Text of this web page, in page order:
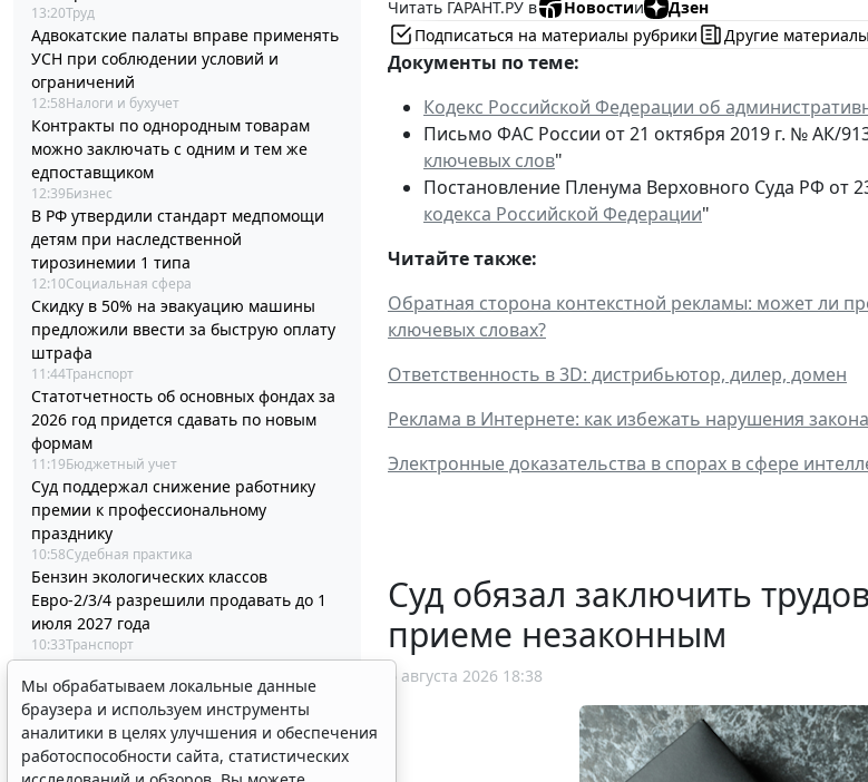
13:20Труд
Адвокатские палаты вправе применять
УСН при соблюдении условий и
ограничений
12:58Налоги и бухучет
Контракты по однородным товарам
можно заключать с одним и тем же
едпоставщиком
12:39Бизнес
В РФ утвердили стандарт медпомощи
детям при наследственной
тирозинемии 1 типа
12:10Социальная сфера
Скидку в 50% на эвакуацию машины
предложили ввести за быструю оплату
штрафа
11:44Транспорт
Статотчетность об основных фондах за
2026 год придется сдавать по новым
формам
11:19Бюджетный учет
Суд поддержал снижение работнику
премии к профессиональному
празднику
10:58Судебная практика
Бензин экологических классов
Евро-2/3/4 разрешили продавать до 1
июля 2027 года
10:33Транспорт
Минстрой России разъяснил порядок
корректировки проектной
документации и сметы
10:04Бизнес
Вступил в силу стандарт медицинской
Читать ГАРАНТ.РУ в
Новостии
Дзен
Подписаться на материалы рубрики
Другие
Документы по теме:
Кодекс Российской Федерации об
Письмо ФАС России от 21 октября 2019 г. № АК/
ключевых слов"
Постановление Пленума Верховного Суда РФ от
кодекса Российской Федерации"
Читайте также:
Обратная сторона контекстной рекламы: может ли
ключевых словах?
Ответственность в 3D: дистрибьютор, дилер, домен
Реклама в Интернете: как избежать нарушения
Электронные доказательства в спорах в сфере
Суд обязал заключить
приеме незаконным
6 августа 2026 18:38
Мы обрабатываем локальные данные
браузера и используем инструменты
аналитики в целях улучшения и обеспечения
работоспособности сайта, статистических